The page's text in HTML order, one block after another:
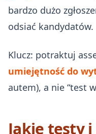
bardzo dużo
odsiać kandydatów.
Klucz: potraktuj
umiejętność do
autem), a nie “test
Jakie testy